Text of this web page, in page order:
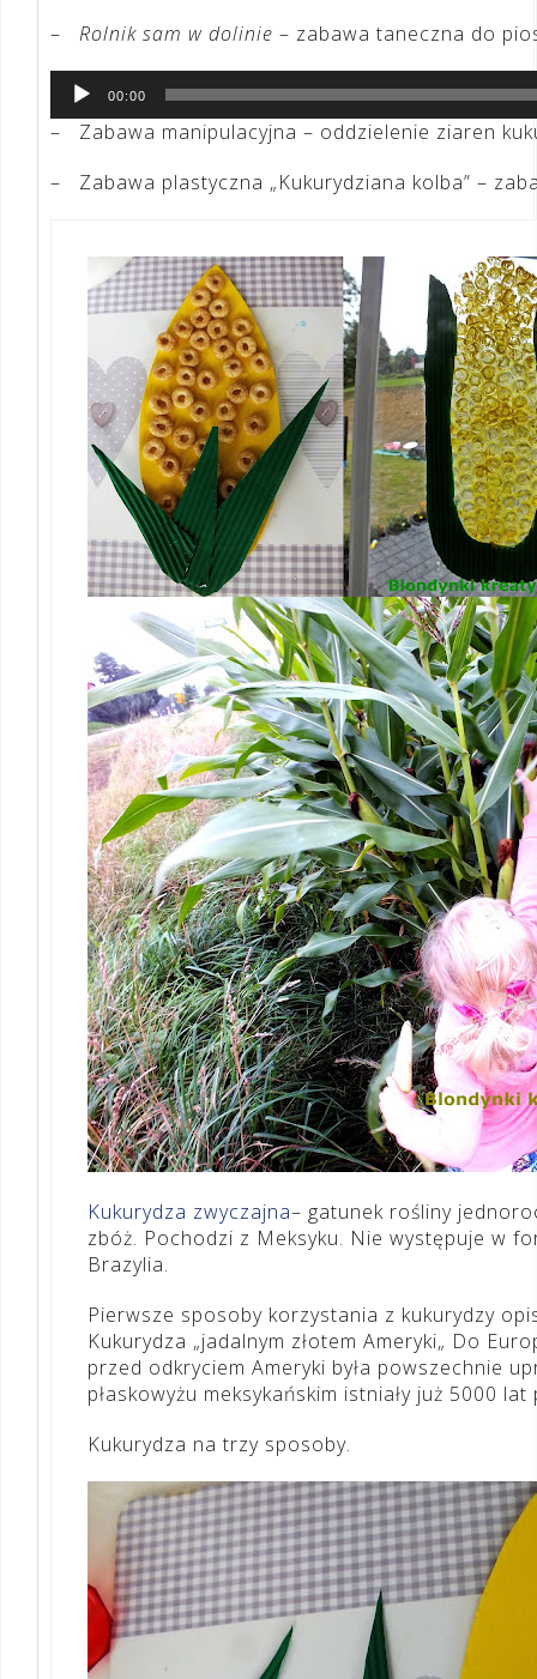
– Rolnik sam w dolinie – zabawa taneczna do
Odtwarzacz
plików
dźwiękowych
00:00
– Zabawa manipulacyjna – oddzielenie ziaren
– Zabawa plastyczna „Kukurydziana kolba” –
Kukurydza zwyczajna– gatunek rośliny
zbóż. Pochodzi z Meksyku. Nie występuje w
Brazylia.
Pierwsze sposoby korzystania z kukurydzy
Kukurydza „jadalnym złotem Ameryki„ Do
przed odkryciem Ameryki była powszechnie
płaskowyżu meksykańskim istniały już 5000 lat
Kukurydza na trzy sposoby.